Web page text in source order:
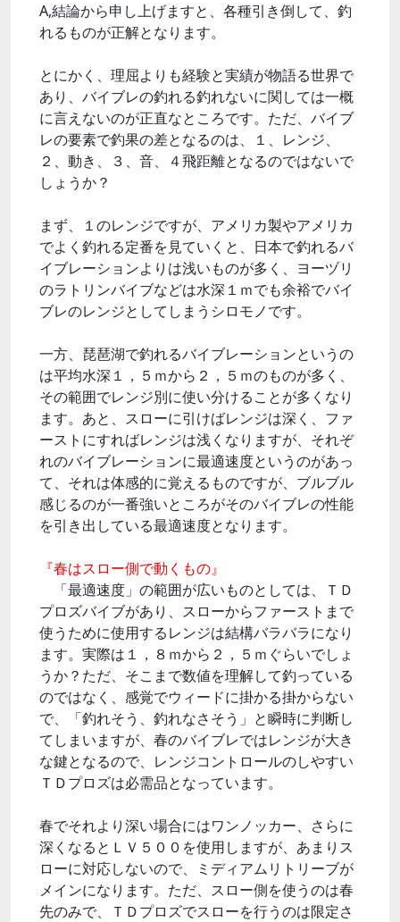
A,結論から申し上げますと、各種引き倒して、釣
れるものが正解となります。
とにかく、理屈よりも経験と実績が物語る世界で
あり、バイブレの釣れる釣れないに関しては一概
に言えないのが正直なところです。ただ、バイブ
レの要素で釣果の差となるのは、１、レンジ、
２、動き、３、音、４飛距離となるのではないで
しょうか？
まず、１のレンジですが、アメリカ製やアメリカ
でよく釣れる定番を見ていくと、日本で釣れるバ
イブレーションよりは浅いものが多く、ヨーヅリ
のラトリンバイブなどは水深１ｍでも余裕でバイ
ブレのレンジとしてしまうシロモノです。
一方、琵琶湖で釣れるバイブレーションというの
は平均水深１，５ｍから２，５ｍのものが多く、
その範囲でレンジ別に使い分けることが多くなり
ます。あと、スローに引けばレンジは深く、ファ
ーストにすればレンジは浅くなりますが、それぞ
れのバイブレーションに最適速度というのがあっ
て、それは体感的に覚えるものですが、ブルブル
感じるのが一番強いところがそのバイブレの性能
を引き出している最適速度となります。
『春はスロー側で動くもの』
「最適速度」の範囲が広いものとしては、ＴＤ
プロズバイブがあり、スローからファーストまで
使うために使用するレンジは結構バラバラになり
ます。実際は１，８ｍから２，５ｍぐらいでしょ
うか？ただ、そこまで数値を理解して釣っている
のではなく、感覚でウィードに掛かる掛からない
で、「釣れそう、釣れなさそう」と瞬時に判断し
てしまいますが、春のバイブレではレンジが大き
な鍵となるので、レンジコントロールのしやすい
ＴＤプロズは必需品となっています。
春でそれより深い場合にはワンノッカー、さらに
深くなるとＬＶ５００を使用しますが、あまりス
ローに対応しないので、ミディアムリトリーブが
メインになります。ただ、スロー側を使うのは春
先のみで、ＴＤプロズでスローを行うのは限定さ